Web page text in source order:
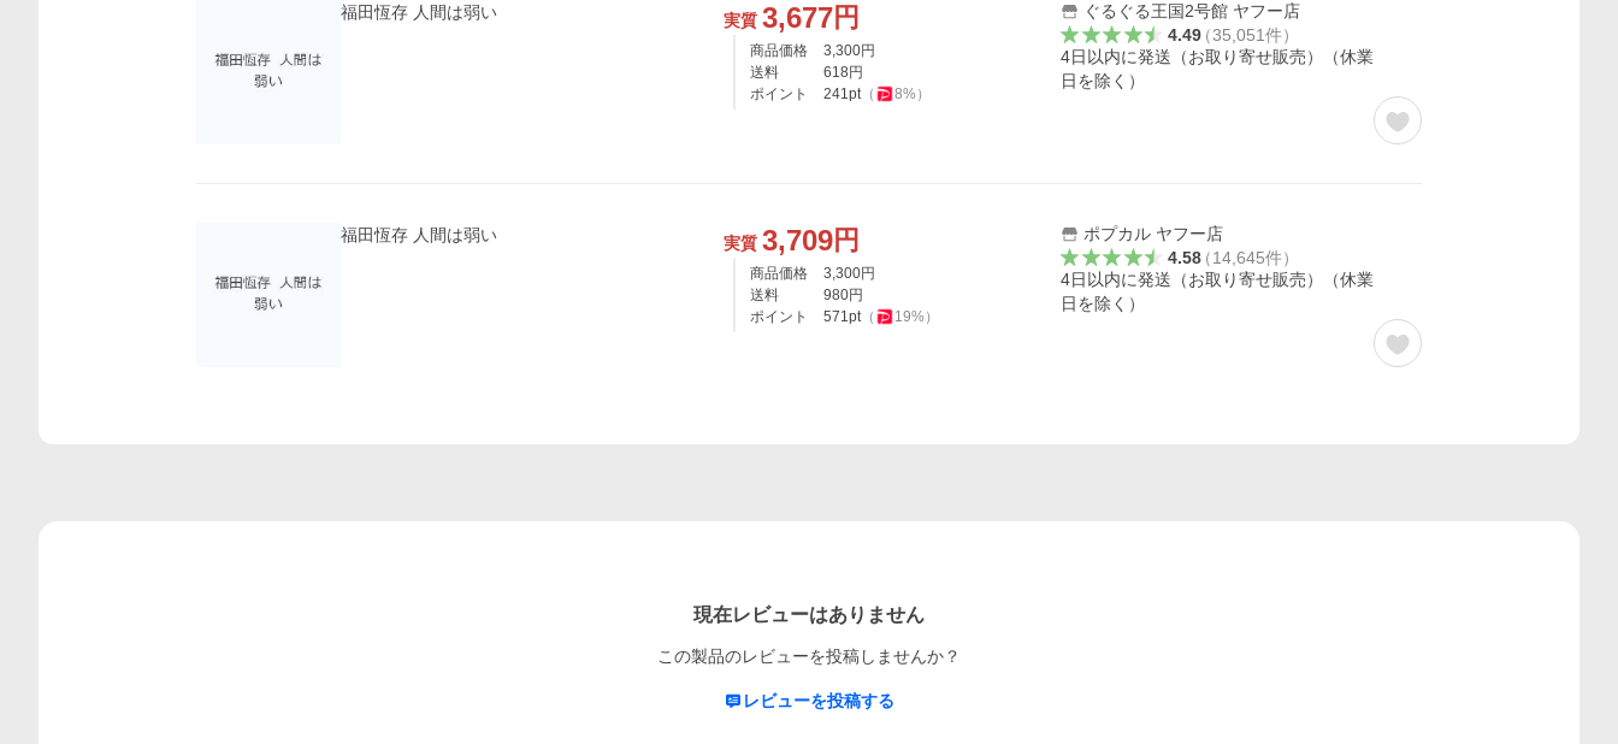
福田恆存 人間は弱い 実質 3,677円
商品価格 3,300円
送料
618 円
ポイント
241pt（ 8%）
ぐるぐる王国2号館 ヤフー店
4.49（35,051件）
4日以内に発送（お取り寄せ販売）（休業
日を除く）
福田恆存 人間は弱い 実質 3,709円
商品価格 3,300円
送料
980円
ポイント
571pt（ 19%）
ポプカル ヤフー店
4.58（14,645件）
4日以内に発送（お取り寄せ販売）（休業
日を除く）
現在レビューはありません
この製品のレビューを投稿しませんか？
レビューを投稿する